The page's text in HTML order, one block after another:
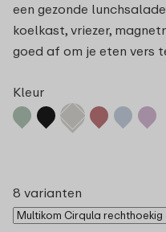
een gezonde
koelkast, vriezer,
goed af om je eten vers
Kleur
8 varianten